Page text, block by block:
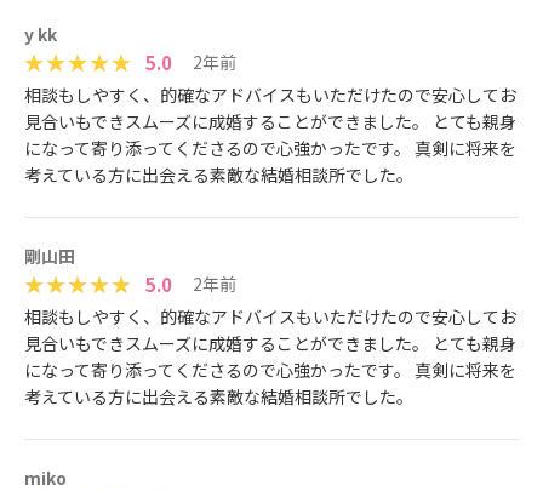
y kk
5.0
2年前
相談もしやすく、的確なアドバイスもいただけたので安心してお
見合いもできスムーズに成婚することができました。 とても親身
になって寄り添ってくださるので心強かったです。 真剣に将来を
考えている方に出会える素敵な結婚相談所でした。
剛山田
5.0
2年前
相談もしやすく、的確なアドバイスもいただけたので安心してお
見合いもできスムーズに成婚することができました。 とても親身
になって寄り添ってくださるので心強かったです。 真剣に将来を
考えている方に出会える素敵な結婚相談所でした。
miko